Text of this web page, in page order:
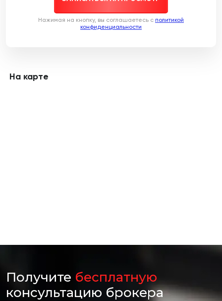
Нажимая на кнопку, вы соглашаетесь c политикой
конфиденциальности
На карте
Получите бесплатную
консультацию брокера